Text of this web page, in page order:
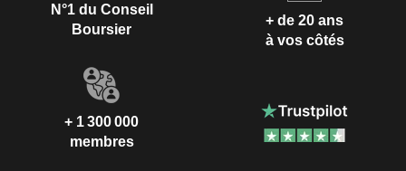
N°1 du Conseil
Boursier
+ de 20 ans
à vos côtés
+ 1 300 000
membres